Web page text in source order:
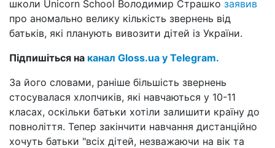
школи Unicorn School Володимир Страшко заявив
про аномально велику кількість звернень від
батьків, які планують вивозити дітей із України.
Підпишіться на канал Gloss.ua у Telegram.
За його словами, раніше більшість звернень
стосувалася хлопчиків, які навчаються у 10-11
класах, оскільки батьки хотіли залишити країну до
повноліття. Тепер закінчити навчання дистанційно
хочуть батьки "всіх дітей, незважаючи на вік та